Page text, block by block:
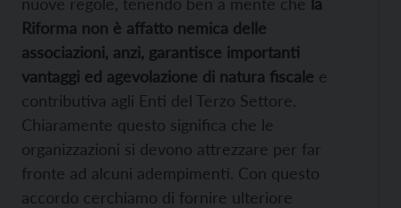
Riforma non è affatto nemica delle
associazioni, anzi, garantisce importanti
vantaggi ed agevolazione di natura fiscale e
contributiva agli Enti del Terzo Settore.
Chiaramente questo significa che le
organizzazioni si devono attrezzare per far
fronte ad alcuni adempimenti. Con questo
accordo cerchiamo di fornire ulteriore